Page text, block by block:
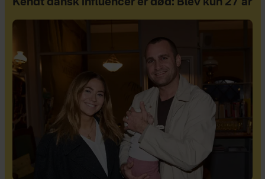
Kendt dansk influencer er død: Blev kun 27 år